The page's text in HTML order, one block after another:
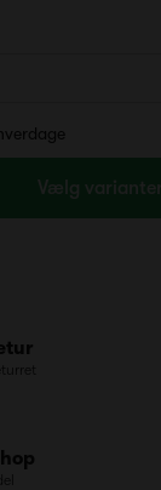
Vælg varianter